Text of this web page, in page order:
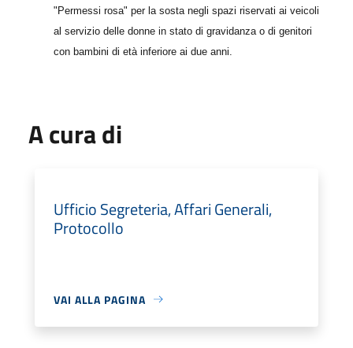
"Permessi rosa" per la sosta negli spazi riservati ai veicoli
al servizio delle donne in stato di gravidanza o di genitori
con bambini di età inferiore ai due anni.
A cura di
Ufficio Segreteria, Affari Generali,
Protocollo
VAI ALLA PAGINA